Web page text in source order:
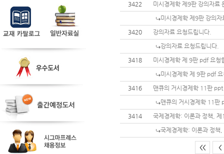
3422
미시경제학 제9판 강의자료
미시경제학 제9판 강의자
3420
강의자료 요청드립니다.
강의자료 요청드립니다.
3418
미시경제학 제 9판 pdf 요청
미시경제학 제 9판 pdf
3416
맨큐의 거시경제학 11판
맨큐의 거시경제학 11판
3414
국제경제학: 이론과 정책,
국제경제학: 이론과 정
<< <